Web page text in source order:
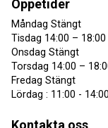
Öppetider
Måndag Stängt
Tisdag 14:00 –
Onsdag Stängt
Torsdag 14:00 –
Fredag Stängt
Lördag : 11:00 -
Kontakta oss